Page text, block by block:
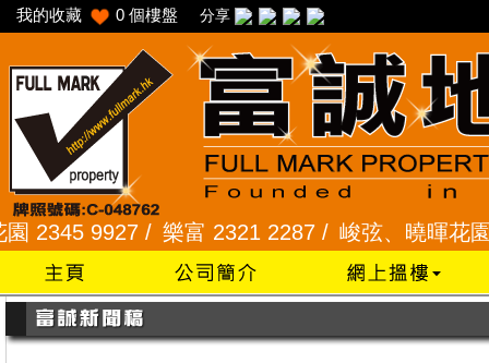
我的收藏 0 個樓盤 分享
/ 樂富 2321 2287 / 峻弦、曉暉花園 2345 1286